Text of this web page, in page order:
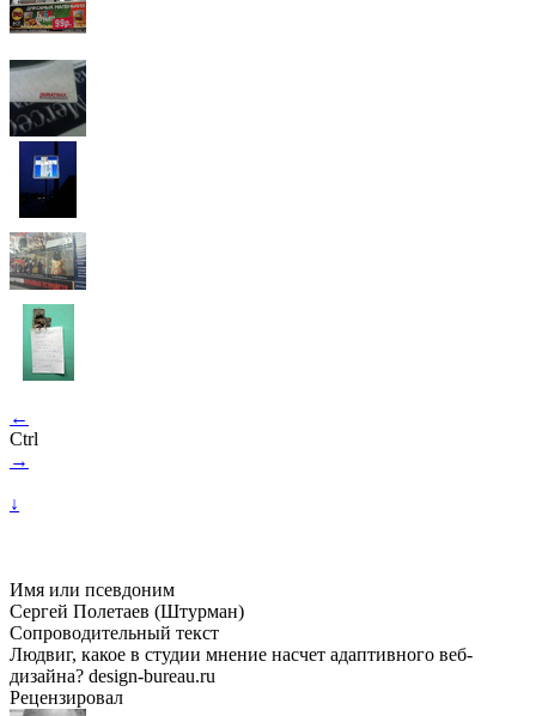
←
Ctrl
→
↓
Имя или псевдоним
Сергей Полетаев (Штурман)
Сопроводительный текст
Людвиг, какое в студии мнение насчет адаптивного веб-
дизайна? design-bureau.ru
Рецензировал